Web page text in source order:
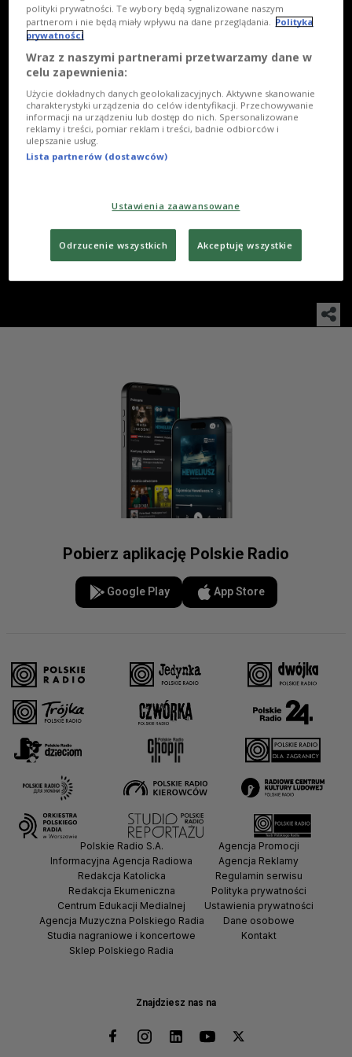
/14 WSZYSTKIE
Karolina Michalik, Piotr Adamczyk, Marta Lipińska,
Arkadiusz Janiczek, Henryk Talar
Pobierz aplikację Polskie Radio
Google Play App Store
Znajdziesz nas na
Polskie Radio S.A.
Informacyjna Agencja Radiowa
Redakcja Katolicka
Redakcja Ekumeniczna
Centrum Edukacji Medialnej
Agencja Muzyczna Polskiego Radia
Studia nagraniowe i koncertowe
Sklep Polskiego Radia
Agencja Promocji
Agencja Reklamy
Regulamin serwisu
Polityka prywatności
Ustawienia prywatności
Dane osobowe
Kontakt
polityki prywatności. Te wybory będą sygnalizowane naszym
partnerom i nie będą miały wpływu na dane przeglądania.
Polityka
prywatności
Wraz z naszymi partnerami przetwarzamy dane w
celu zapewnienia:
Użycie dokładnych danych geolokalizacyjnych. Aktywne skanowanie
charakterystyki urządzenia do celów identyfikacji. Przechowywanie
informacji na urządzeniu lub dostęp do nich. Spersonalizowane
reklamy i treści, pomiar reklam i treści, badnie odbiorców i
ulepszanie usług.
Lista partnerów (dostawców)
Ustawienia zaawansowane
Odrzucenie wszystkich Akceptuję wszystkie